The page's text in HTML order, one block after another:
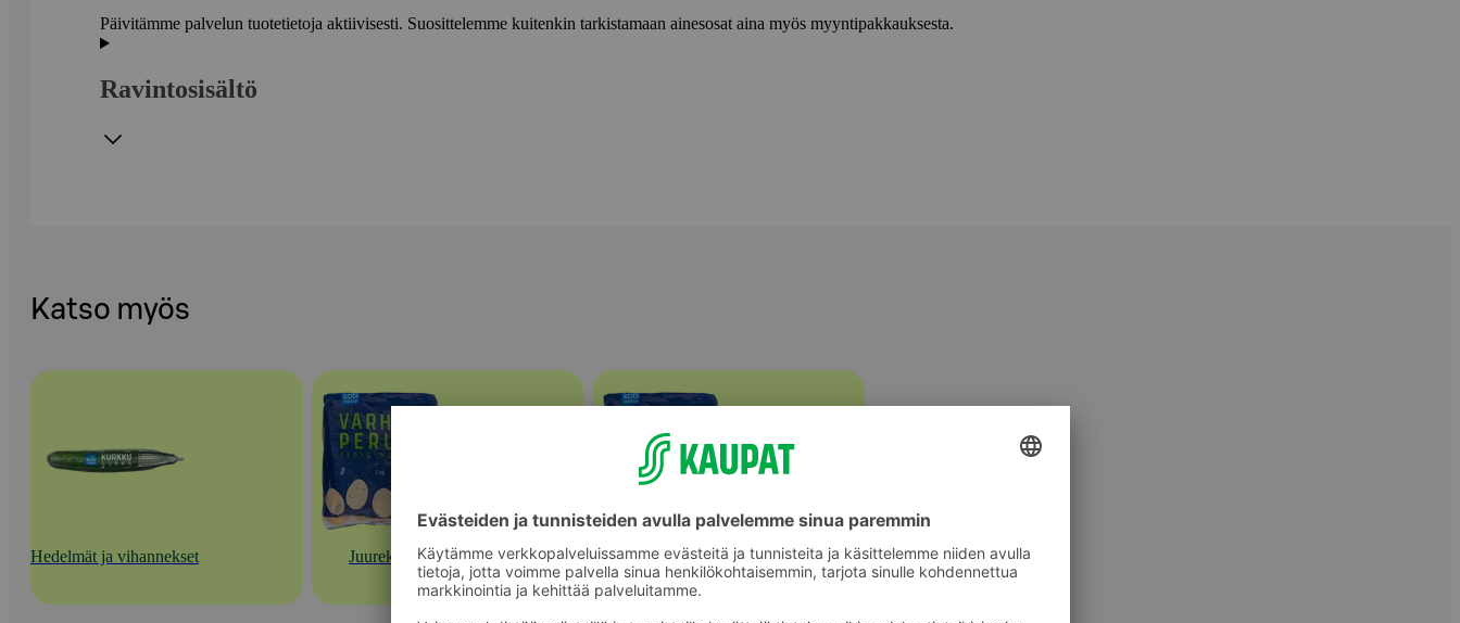
Päivitämme palvelun tuotetietoja aktiivisesti. Suosittelemme kuitenkin tarkistamaan ainesosat aina myös myyntipakkauksesta.
Ravintosisältö
Katso myös
Hedelmät ja vihannekset Juurekset Perunat